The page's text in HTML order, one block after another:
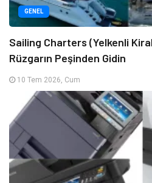
GENEL
Sailing Charters (Yelkenli
Rüzgarın Peşinden Gidin
10 Tem 2026, Cum